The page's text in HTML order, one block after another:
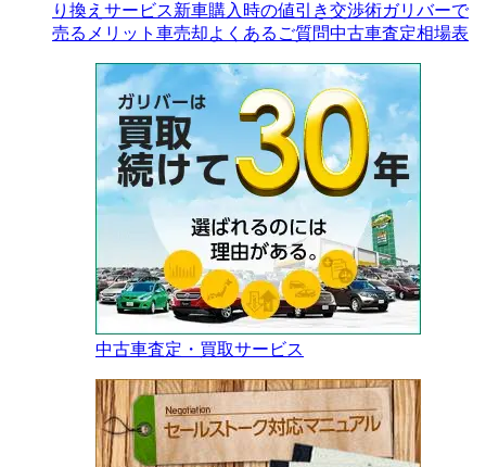
り換えサービス新車購入時の値引き交渉術ガリバーで
売るメリット 車売却よくあるご質問中古車査定相場表
中古車査定・買取サービス